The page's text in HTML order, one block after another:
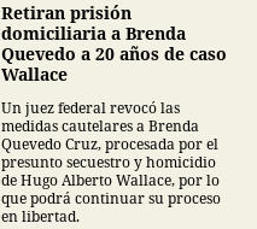
Retiran prisión
domiciliaria a Brenda
Quevedo a 20 años de caso
Wallace
Un juez federal revocó las
medidas cautelares a Brenda
Quevedo Cruz, procesada por el
presunto secuestro y homicidio
de Hugo Alberto Wallace, por lo
que podrá continuar su proceso
en libertad.